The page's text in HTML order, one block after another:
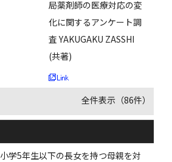
局薬剤師の医療対応の変
化に関するアンケート調
査 YAKUGAKU ZASSHI
(共著)
全件表示（86件）
小学5年生以下の長女を持つ母親を対